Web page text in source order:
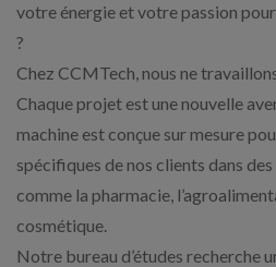
votre énergie et votre passion
?
Chez CCMTech, nous ne
Chaque projet est une nouvelle
machine est conçue sur mesure
spécifiques de nos clients dans
comme la pharmacie,
cosmétique.
Notre bureau d’études recherche